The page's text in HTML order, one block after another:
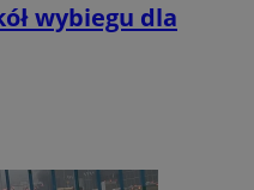
wybiegu dla